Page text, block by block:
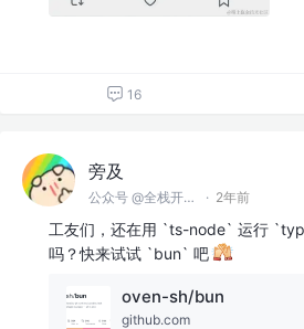
16
旁及
公众号 @全栈开发师 · 2年前
工友们，还在用 `ts-node` 运行
吗？快来试试 `bun` 吧
oven-sh/bun
github.com